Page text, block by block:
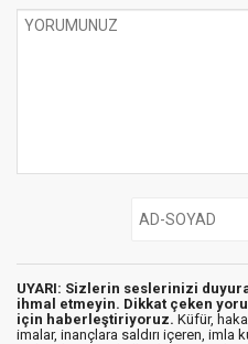
UYARI: Sizlerin seslerinizi
ihmal etmeyin. Dikkat çeken
için haberleştiriyoruz. Küfür,
imalar, inançlara saldırı içeren, imla